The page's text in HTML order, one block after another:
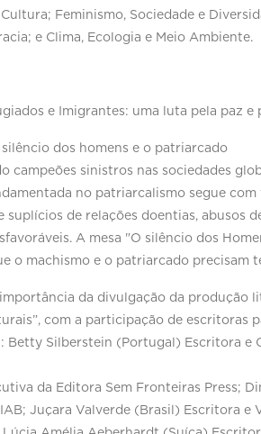
Feminismo, Sociedade e
e Clima, Ecologia e Meio Ambiente.
e Imigrantes: uma luta pela paz e
silêncio dos homens e o patriarcado
campeões sinistros nas sociedades
no patriarcalismo segue
suplícios de relações doentias, abusos
A mesa "O silêncio dos
o machismo e o patriarcado precisam
importância da divulgação da produção
com a participação de escritoras
Betty Silberstein (Portugal) Escritora e
da Editora Sem Fronteiras Press;
Juçara Valverde (Brasil) Escritora e